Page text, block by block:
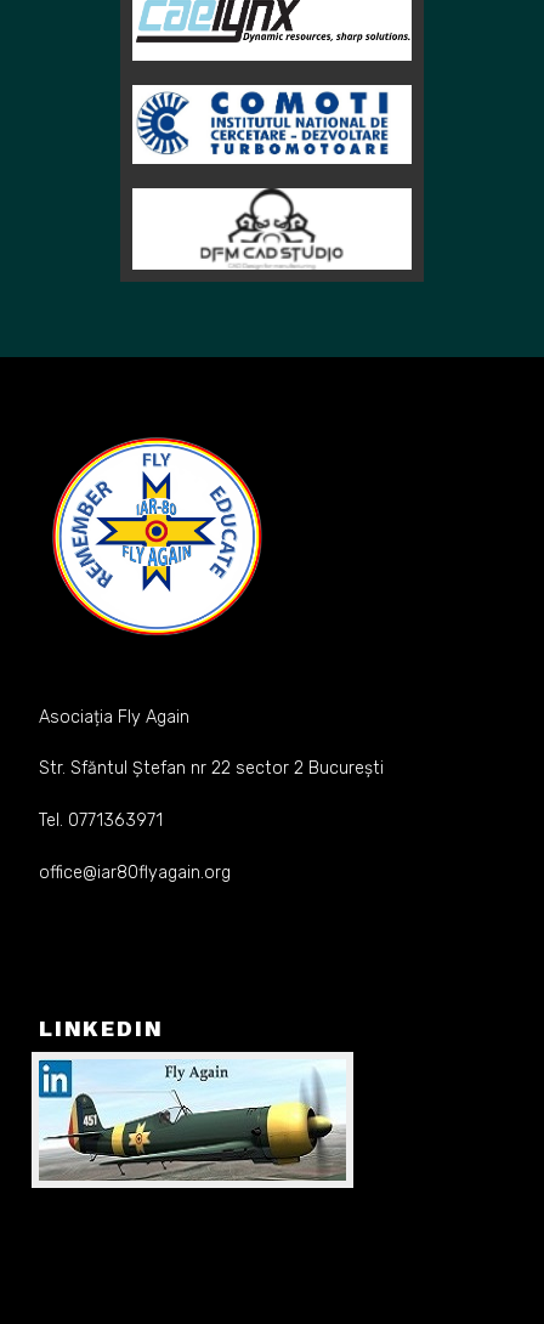
Asociația Fly Again
Str. Sfăntul Ștefan nr 22 sector 2 București
Tel. 0771363971
office@iar80flyagain.org
LINKEDIN